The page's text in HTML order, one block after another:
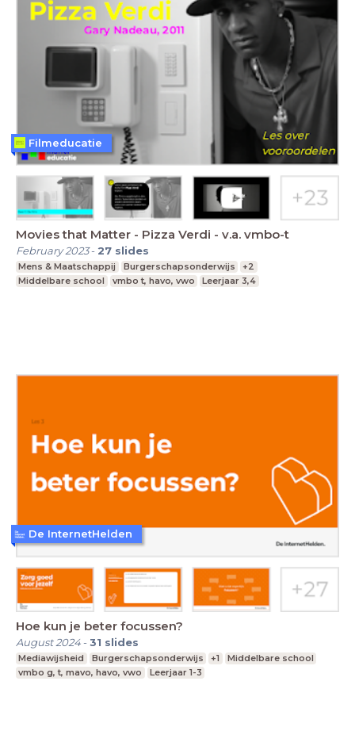
Movies that Matter - Pizza Verdi - v.a. vmbo-t
February 2023- 27 slides
Mens & Maatschappij Burgerschapsonderwijs
+2
Middelbare school
vmbo t, havo, vwo Leerjaar 3,4
Filmeducatie
Hoe kun je beter focussen?
August 2024-31 slides
Mediawijsheid Burgerschapsonderwijs +1
Middelbare school
vmbo g, t, mavo, havo, vwo
Leerjaar 1-3
De InternetHelden